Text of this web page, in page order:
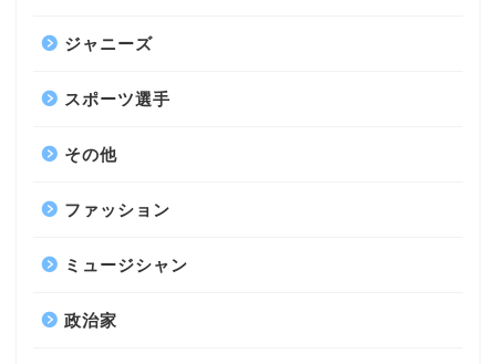
ジャニーズ
スポーツ選手
その他
ファッション
ミュージシャン
政治家